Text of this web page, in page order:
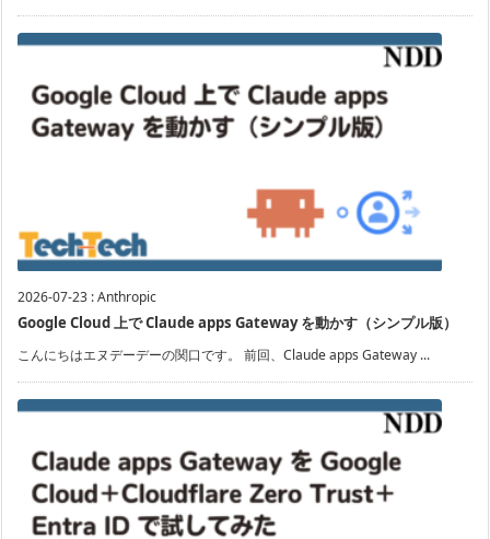
2026-07-23 :Anthropic
Google Cloud 上で Claude apps Gateway を動かす（シンプル版）
こんにちはエヌデーデーの関口です。 前回、Claude apps Gateway ...